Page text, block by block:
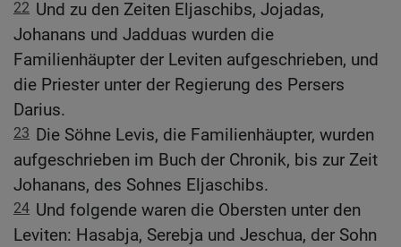
22 Und zu den Zeiten Eljaschibs, Jojadas,
Johanans und Jadduas wurden die
Familienhäupter der Leviten aufgeschrieben, und
die Priester unter der Regierung des Persers
Darius.
23 Die Söhne Levis, die Familienhäupter, wurden
aufgeschrieben im Buch der Chronik, bis zur Zeit
Johanans, des Sohnes Eljaschibs.
24 Und folgende waren die Obersten unter den
Leviten: Hasabja, Serebja und Jeschua, der Sohn